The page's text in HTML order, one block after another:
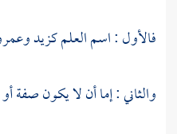
فالأول : اسم العلم كزيد
والثاني : إما أن لا يكون صفة